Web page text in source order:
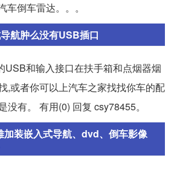
倒车雷达。。。
航肿么没有USB插口
USB和输入接口在扶手箱和点烟器烟
,或者你可以上汽车之家找找你车的配
没有。 有用(0) 回复 csy78455。
加装嵌入式导航、dvd、倒车影像